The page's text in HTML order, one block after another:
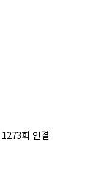
1273회 연결